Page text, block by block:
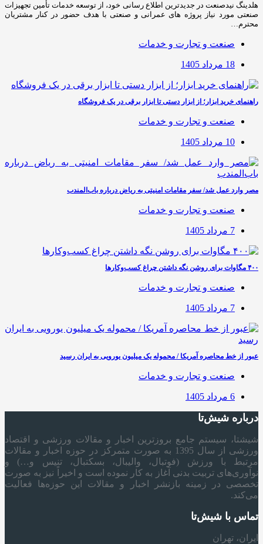
هلدینگ نیدصنعت در جدیدترین اطلاع رسانی خود، از توسعه خدمات تأمین تجهیزات
صنعتی مورد نیاز پروژه های عمرانی و صنعتی با هدف حضور در کنار مشتریان
محترم…
صنعت و تجارت و خدمات
18 مرداد 1405
راهنمای خرید ابزار؛ از ابزار دستی تا ابزار برقی در یک فروشگاه
صنعت و تجارت و خدمات
10 مرداد 1405
مصر وارد عمل شد/ سفر مقامات امنیتی به ریاض درباره باب‌المندب
صنعت و تجارت و خدمات
7 مرداد 1405
۴۰۰ مگاوات برای روشن نگه داشتن چراغ کسب‌وکار‌ها
صنعت و تجارت و خدمات
7 مرداد 1405
عبور از خط محاصره آمریکا / محموله یک میلیون یورویی به ایران رسید
صنعت و تجارت و خدمات
6 مرداد 1405
درباره شیش‌تا
شیشتا، سیستم جامع بروزترین اخبار و مقالات ورزشی و اقتصاد
ورزشی از سال 1395 به صورت متمرکز در حوزه اخبار و مقالات
مرتبط با ورزش (فوتبال، والیبال، بسکتبال، تنیس و…) و
نوآوری‌های تربیت بدنی آغاز به کار نموده است و اخیراً نیز به صورت
تخصصی در زمینه بازنشر اخبار و مقالات این حوزه‌ها فعالیت
می‌کند.
تماس با شیش‌تا
ایران، تهران